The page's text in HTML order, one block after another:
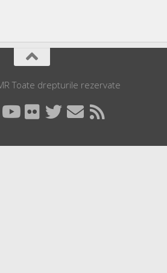
Toate drepturile rezervate